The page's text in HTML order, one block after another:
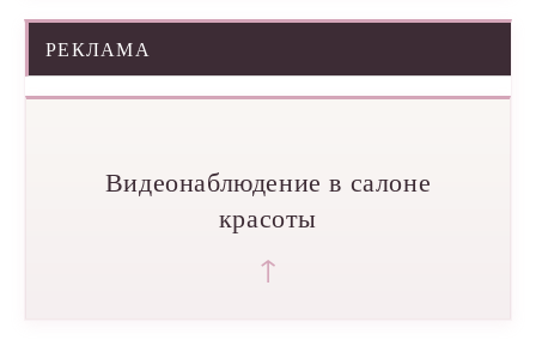
РЕКЛАМА
Видеонаблюдение в салоне
красоты
↑